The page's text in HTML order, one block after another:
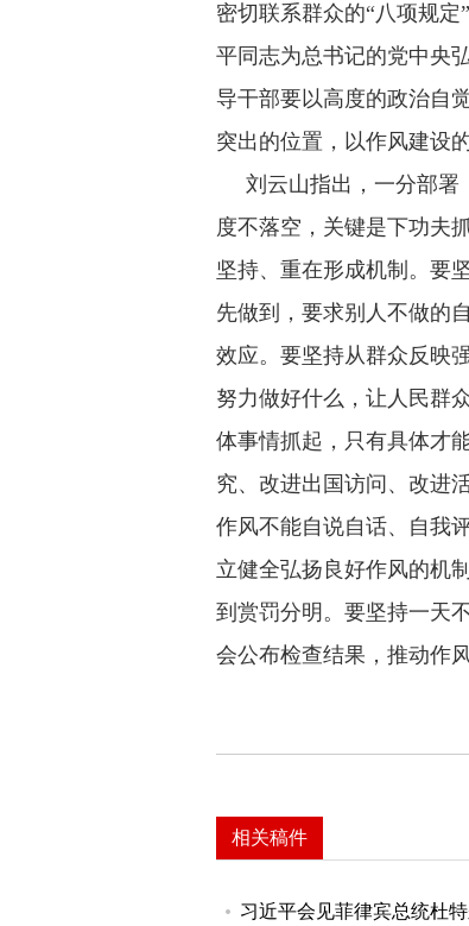
密切联系群众的“八项规
平同志为总书记的党中央
导干部要以高度的政治自
突出的位置，以作风建设
刘云山指出，一分部署
度不落空，关键是下功夫
坚持、重在形成机制。要
先做到，要求别人不做的
效应。要坚持从群众反映
努力做好什么，让人民群
体事情抓起，只有具体才
究、改进出国访问、改进
作风不能自说自话、自我
立健全弘扬良好作风的机
到赏罚分明。要坚持一天
会公布检查结果，推动作
相关稿件
习近平会见菲律宾总统杜